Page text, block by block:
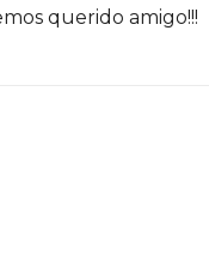
querido amigo!!!